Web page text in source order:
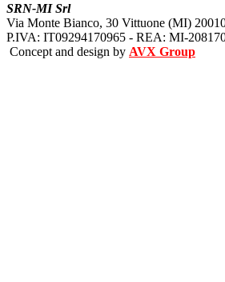
SRN-MI Srl
Via Monte Bianco, 30 Vittuone (MI)
P.IVA: IT09294170965 - REA: MI-
Concept and design by AVX Group